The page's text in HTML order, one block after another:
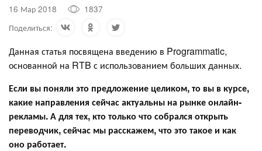
16 Мар 2018
1837
Поделиться:
Данная статья посвящена введению в Programmatic,
основанной на RTB с использованием больших данных.
Если вы поняли это предложение целиком, то вы в курсе,
какие направления сейчас актуальны на рынке онлайн-
рекламы. А для тех, кто только что собрался открыть
переводчик, сейчас мы расскажем, что это такое и как
оно работает.